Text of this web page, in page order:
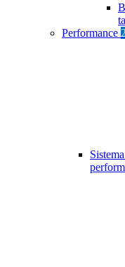
Performance